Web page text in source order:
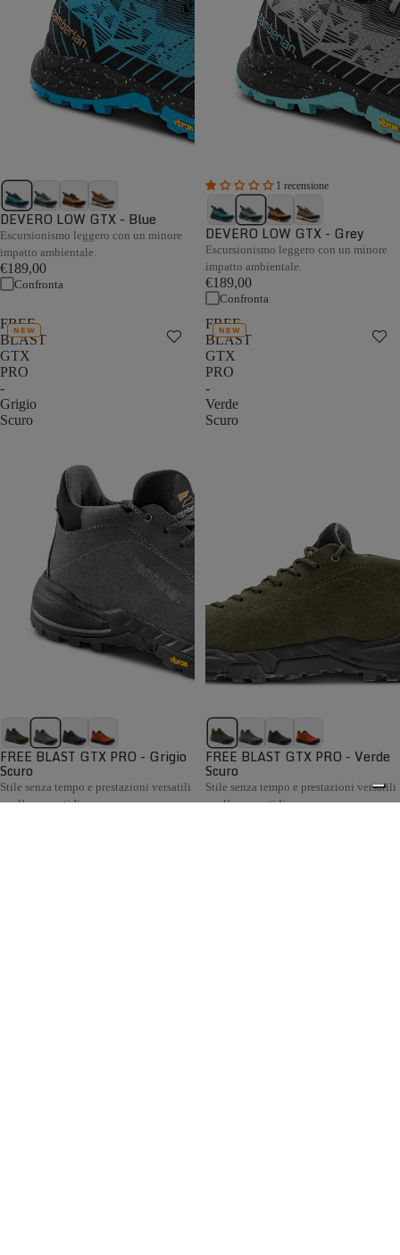
DEVERO LOW GTX - Blue
Escursionismo leggero con un minore
impatto ambientale.
€189,00
Confronta
1 recensione
DEVERO LOW GTX - Grey
Escursionismo leggero con un minore
impatto ambientale.
€189,00
Confronta
FREE
BLAST
GTX
PRO
-
Grigio
Scuro
NEW
FREE BLAST GTX PRO - Grigio
Scuro
Stile senza tempo e prestazioni versatili
per l’uso quotidiano
FREE
BLAST
GTX
PRO
-
Verde
Scuro
NEW
FREE BLAST GTX PRO - Verde
Scuro
Stile senza tempo e prestazioni versatili
per l’uso quotidiano